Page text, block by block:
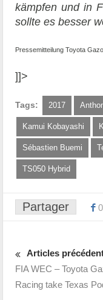
kämpfen und in
sollte es besser
Pressemitteilung Toyota
]]>
Tags: 2017
Kamui Kobayashi
Sébastien Buemi
TS050 Hybrid
Partager 0
Articles
FIA WEC – Toyota
Racing take Texas